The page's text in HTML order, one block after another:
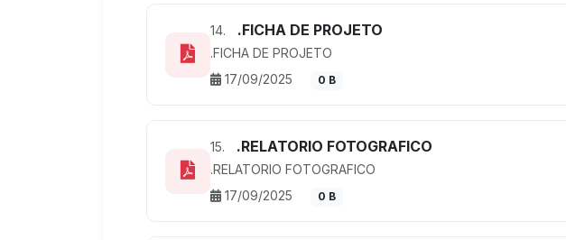
14. .FICHA DE PROJETO
.FICHA DE PROJETO
17/09/2025
0 B
15. .RELATORIO FOTOGRAFICO
.RELATORIO FOTOGRAFICO
17/09/2025
0 B